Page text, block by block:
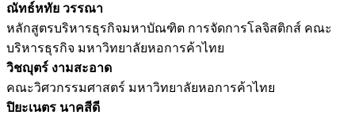
ณัทธ์หทัย วรรณา
หลักสูตรบริหารธุรกิจมหาบัณฑิต การจัดการโลจิสติกส์ คณะ
บริหารธุรกิจ มหาวิทยาลัยหอการค้าไทย
วิชญุตร์ งามสะอาด
คณะวิศวกรรมศาสตร์ มหาวิทยาลัยหอการค้าไทย
ปิยะเนตร นาคสีดี